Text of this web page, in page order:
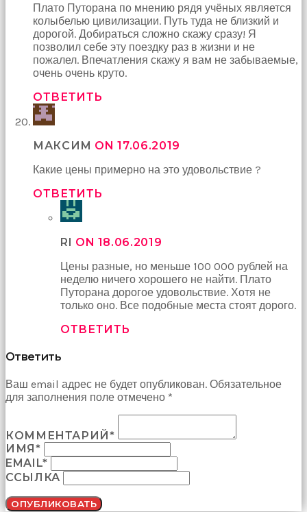
Плато Путорана по мнению рядя учёных является
колыбелью цивилизации. Путь туда не близкий и
дорогой. Добираться сложно скажу сразу! Я
позволил себе эту поездку раз в жизни и не
пожалел. Впечатления скажу я вам не забываемые,
очень очень круто.
ОТВЕТИТЬ
МАКСИМ ON 17.06.2019
Какие цены примерно на это удовольствие ?
ОТВЕТИТЬ
RI ON 18.06.2019
Цены разные, но меньше 100 000 рублей на
неделю ничего хорошего не найти. Плато
Путорана дорогое удовольствие. Хотя не
только оно. Все подобные места стоят дорого.
ОТВЕТИТЬ
Ответить
Ваш email адрес не будет опубликован. Обязательное
для заполнения поле отмечено *
КОММЕНТАРИЙ*
ИМЯ*
EMAIL*
ССЫЛКА